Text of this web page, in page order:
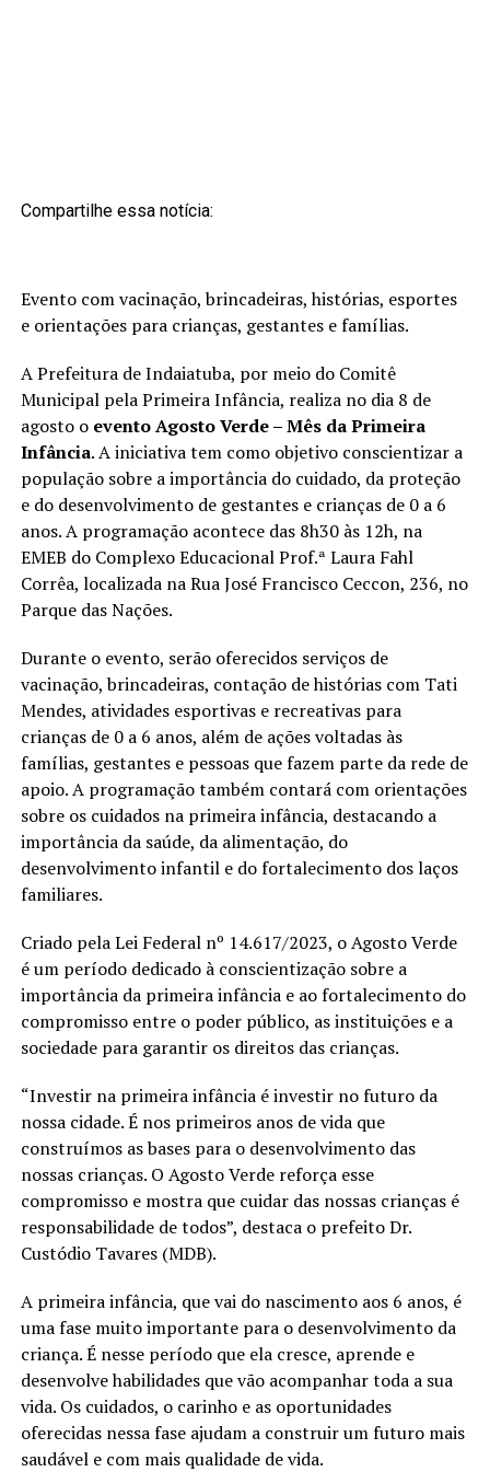
Compartilhe essa notícia:
Evento com vacinação, brincadeiras, histórias, esportes
e orientações para crianças, gestantes e famílias.
A Prefeitura de Indaiatuba, por meio do Comitê
Municipal pela Primeira Infância, realiza no dia 8 de
agosto o evento Agosto Verde – Mês da Primeira
Infância. A iniciativa tem como objetivo conscientizar a
população sobre a importância do cuidado, da proteção
e do desenvolvimento de gestantes e crianças de 0 a 6
anos. A programação acontece das 8h30 às 12h, na
EMEB do Complexo Educacional Prof.ª Laura Fahl
Corrêa, localizada na Rua José Francisco Ceccon, 236, no
Parque das Nações.
Durante o evento, serão oferecidos serviços de
vacinação, brincadeiras, contação de histórias com Tati
Mendes, atividades esportivas e recreativas para
crianças de 0 a 6 anos, além de ações voltadas às
famílias, gestantes e pessoas que fazem parte da rede de
apoio. A programação também contará com orientações
sobre os cuidados na primeira infância, destacando a
importância da saúde, da alimentação, do
desenvolvimento infantil e do fortalecimento dos laços
familiares.
Criado pela Lei Federal nº 14.617/2023, o Agosto Verde
é um período dedicado à conscientização sobre a
importância da primeira infância e ao fortalecimento do
compromisso entre o poder público, as instituições e a
sociedade para garantir os direitos das crianças.
“Investir na primeira infância é investir no futuro da
nossa cidade. É nos primeiros anos de vida que
construímos as bases para o desenvolvimento das
nossas crianças. O Agosto Verde reforça esse
compromisso e mostra que cuidar das nossas crianças é
responsabilidade de todos”, destaca o prefeito Dr.
Custódio Tavares (MDB).
A primeira infância, que vai do nascimento aos 6 anos, é
uma fase muito importante para o desenvolvimento da
criança. É nesse período que ela cresce, aprende e
desenvolve habilidades que vão acompanhar toda a sua
vida. Os cuidados, o carinho e as oportunidades
oferecidas nessa fase ajudam a construir um futuro mais
saudável e com mais qualidade de vida.